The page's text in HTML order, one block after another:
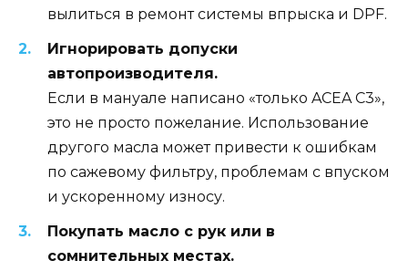
вылиться в ремонт системы впрыска и DPF.
Игнорировать допуски
автопроизводителя.
Если в мануале написано «только ACEA C3»,
это не просто пожелание. Использование
другого масла может привести к ошибкам
по сажевому фильтру, проблемам с впуском
и ускоренному износу.
Покупать масло с рук или в
сомнительных местах.